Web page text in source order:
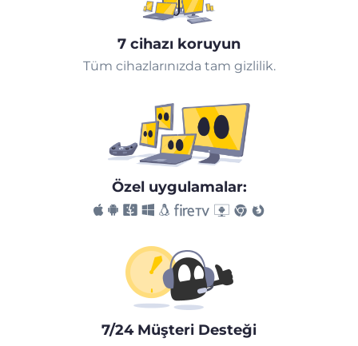
7 cihazı koruyun
Tüm cihazlarınızda tam gizlilik.
Özel uygulamalar:
7/24 Müşteri Desteği